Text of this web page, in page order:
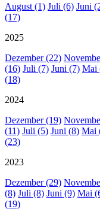
August (1) Juli (6) Juni
(17)
2025
Dezember (22)
(16) Juli (7) Juni (7) Mai
(18)
2024
Dezember (19)
(11) Juli (5) Juni (8) Mai
(23)
2023
Dezember (29)
(8) Juli (8) Juni (9) Mai
(19)